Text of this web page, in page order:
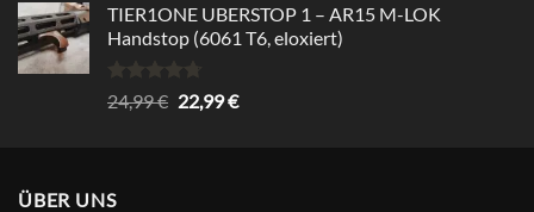
was:
29,99 €.
is:
24,99 €.
TIER1ONE UBERSTOP 1 – AR15 M-LOK
Handstop (6061 T6, eloxiert)
Rated4.67
out of 5
24,99€ Original
22,99€Current
ÜBER UNS